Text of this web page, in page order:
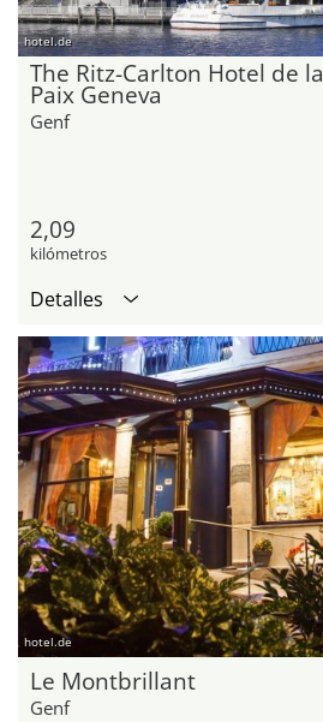
hotel.de
The Ritz-Carlton Hotel de la
Paix Geneva
Genf
2,09
kilómetros
Detalles
hotel.de
Le Montbrillant
Genf